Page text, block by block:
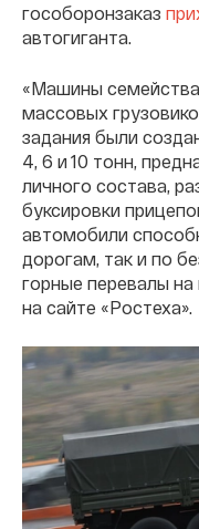
гособоронзаказ
автогиганта.
«Машины
массовых
задания были
4, 6 и 10 тонн,
личного состава,
буксировки
автомобили
дорогам, так и по
горные перевалы
на сайте «Ростеха».